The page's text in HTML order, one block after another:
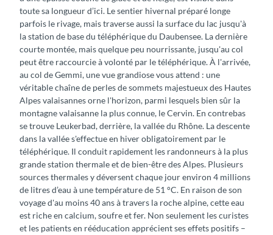
toute sa longueur d’ici. Le sentier hivernal préparé longe
parfois le rivage, mais traverse aussi la surface du lac jusqu'à
la station de base du téléphérique du Daubensee. La dernière
courte montée, mais quelque peu nourrissante, jusqu'au col
peut être raccourcie à volonté par le téléphérique. À l'arrivée,
au col de Gemmi, une vue grandiose vous attend : une
véritable chaîne de perles de sommets majestueux des Hautes
Alpes valaisannes orne l'horizon, parmi lesquels bien sûr la
montagne valaisanne la plus connue, le Cervin. En contrebas
se trouve Leukerbad, derrière, la vallée du Rhône. La descente
dans la vallée s'effectue en hiver obligatoirement par le
téléphérique. Il conduit rapidement les randonneurs à la plus
grande station thermale et de bien-être des Alpes. Plusieurs
sources thermales y déversent chaque jour environ 4 millions
de litres d’eau à une température de 51 °C. En raison de son
voyage d'au moins 40 ans à travers la roche alpine, cette eau
est riche en calcium, soufre et fer. Non seulement les curistes
et les patients en rééducation apprécient ses effets positifs –